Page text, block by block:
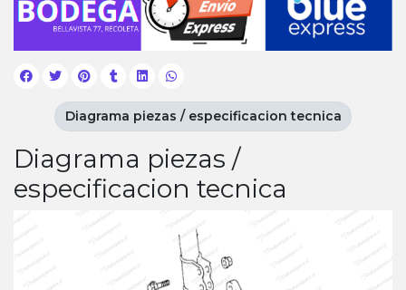
Diagrama piezas /
especificacion tecnica
Diagrama piezas / especificacion tecnica